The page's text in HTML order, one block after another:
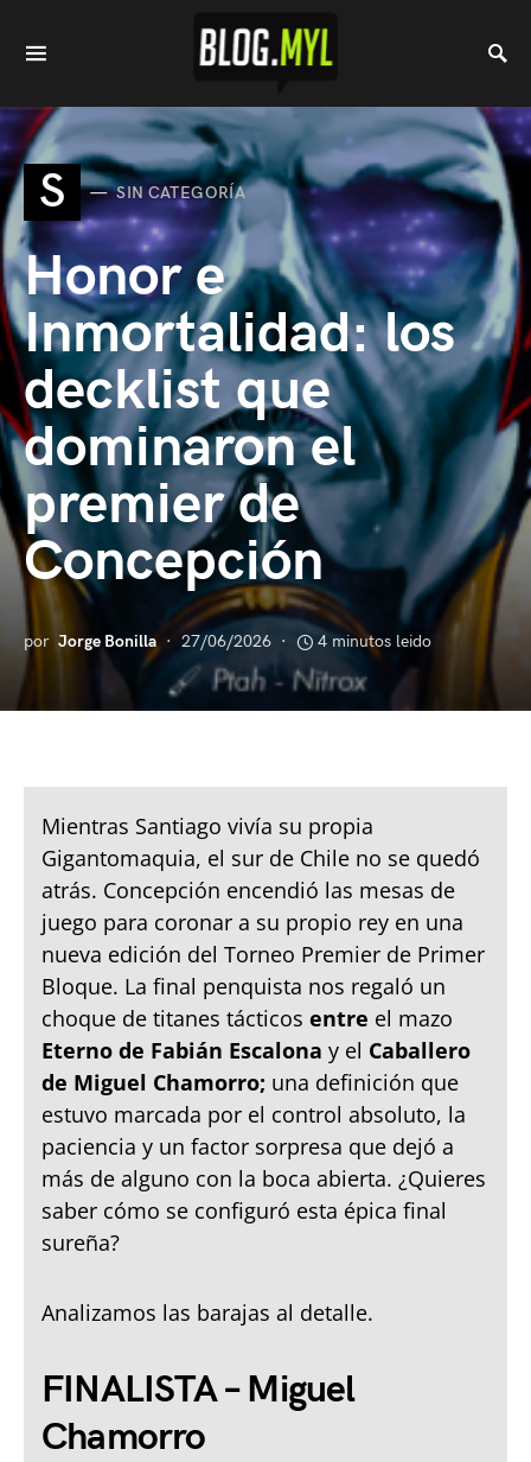
S SIN CATEGORÍA
Honor e
Inmortalidad: los
decklist que
dominaron el
premier de
Concepción
por Jorge Bonilla 27/06/2026 4 minutos leido
Mientras Santiago vivía su propia
Gigantomaquia, el sur de Chile no se quedó
atrás. Concepción encendió las mesas de
juego para coronar a su propio rey en una
nueva edición del Torneo Premier de Primer
Bloque. La final penquista nos regaló un
choque de titanes tácticos entre el mazo
Eterno de Fabián Escalona y el Caballero
de Miguel Chamorro; una definición que
estuvo marcada por el control absoluto, la
paciencia y un factor sorpresa que dejó a
más de alguno con la boca abierta. ¿Quieres
saber cómo se configuró esta épica final
sureña?
Analizamos las barajas al detalle.
FINALISTA – Miguel
Chamorro